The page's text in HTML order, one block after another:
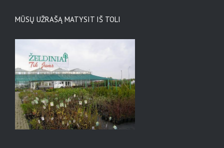
MŪSŲ UŽRAŠĄ MATYSIT IŠ TOLI